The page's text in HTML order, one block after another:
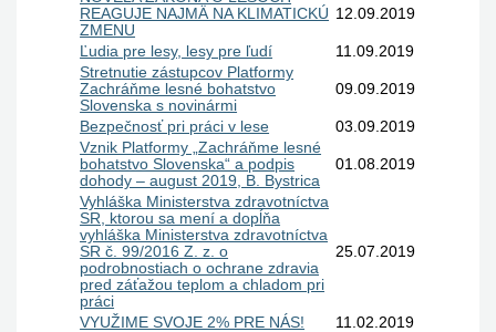
REAGUJE NAJMÄ NA KLIMATICKÚ
ZMENU
12.09.2019
Ľudia pre lesy, lesy pre ľudí
11.09.2019
Stretnutie zástupcov Platformy
Zachráňme lesné bohatstvo
Slovenska s novinármi
09.09.2019
Bezpečnosť pri práci v lese
03.09.2019
Vznik Platformy „Zachráňme lesné
bohatstvo Slovenska“ a podpis
dohody – august 2019, B. Bystrica
01.08.2019
Vyhláška Ministerstva zdravotníctva
SR, ktorou sa mení a dopĺňa
vyhláška Ministerstva zdravotníctva
SR č. 99/2016 Z. z. o
podrobnostiach o ochrane zdravia
pred záťažou teplom a chladom pri
práci
25.07.2019
VYUŽIME SVOJE 2% PRE NÁS!
11.02.2019